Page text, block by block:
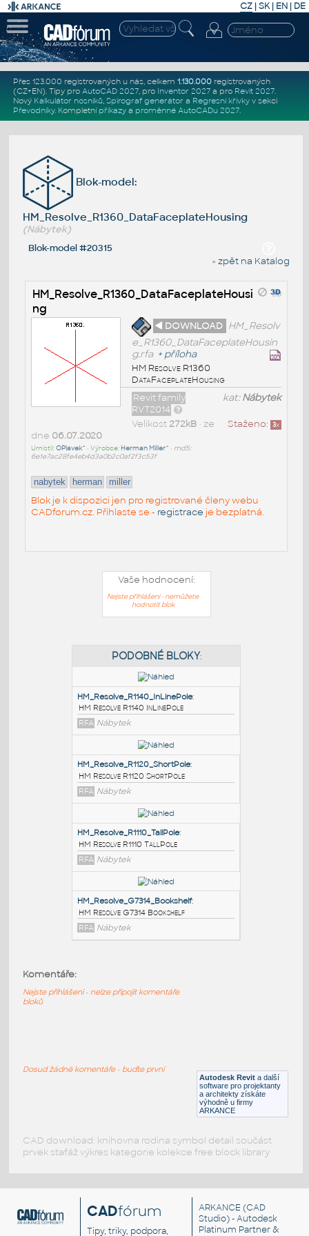
CZ | SK| EN | DE
Přes 123.000 registrovaných u nás, celkem 1.130.000registrovaných
(CZ+EN). Tipy pro AutoCAD 2027, pro Inventor 2027a pro Revit 2027.
Nový Kalkulátor nosníků, Spirograf generátor a Regresní křivkyv sekci
Převodníky. Kompletní příkazya proměnné AutoCADu 2027.
Blok-model:
HM_Resolve_R1360_DataFaceplateHousing
(Nábytek)
Blok-model #20315
« zpět na Katalog
HM_Resolve_R1360_DataFaceplateHousi
ng
◄ DOWNLOAD HM_Resolv
e_R1360_DataFaceplateHousin
g.rfa + příloha
HM Resolve R1360
DataFaceplateHousing
kat:Nábytek
Revit family
RVT2014
Staženo: 3x
Velikost 272kB• ze
dne 06.07.2020
Umístil:OPlavek^ • Výrobce: Herman Miller^ • md5:
6e1e7ac28fe4eb4d3a0b2c0af2f3c53f
nabytek herman miller
Blok je k dispozici jen pro registrované členy webu
CADforum.cz. Přihlaste se - registrace je bezplatná.
Vaše hodnocení:
Nejste přihlášeni - nemůžete
hodnotit blok
PODOBNÉ BLOKY
HM_Resolve_R1140_InLinePole
HM Resolve R1140 InLinePole
RFA Nábytek
HM_Resolve_R1120_ShortPole
HM Resolve R1120 ShortPole
RFA Nábytek
HM Resolve R1110 TallPole
HM Resolve G7314 BookshelfAutodesk Revit a další
software pro projektanty
a architekty získáte
výhodně u firmy
ARKANCE
Komentáře:
Nejste přihlášeni - nelze připojit komentáře
bloků
Dosud žádné komentáře - buďte první
CAD download: knihovna rodina symbol detail součást
prvek stafáž výkres kategorie kolekce free block library
CADfórum
Tipy, triky, podpora,
ARKANCE (CAD
Studio) - Autodesk
Platinum Partner &